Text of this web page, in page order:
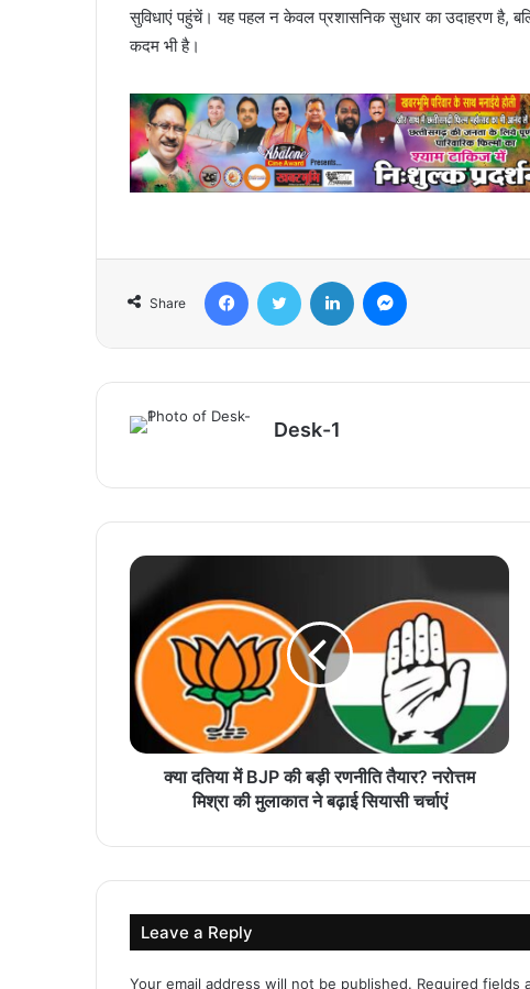
सुविधाएं पहुंचें। यह पहल न केवल प्रशासनिक सुधार का उदाहरण है,
कदम भी है।
Share
Desk-1
क्या दतिया में BJP की बड़ी रणनीति तैयार? नरोत्तम
मिश्रा की मुलाकात ने बढ़ाई सियासी चर्चाएं
Leave a Reply
Your email address will not be published. Required fields